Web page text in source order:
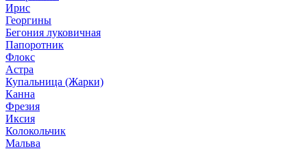
Ирис
Георгины
Бегония луковичная
Папоротник
Флокс
Астра
Купальница (Жарки)
Канна
Фрезия
Иксия
Колокольчик
Мальва